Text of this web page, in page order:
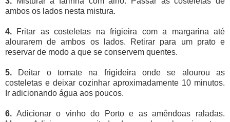
ambos os lados nesta mistura.
4. Fritar as costeletas na frigieira com a margarina até
alourarem de ambos os lados. Retirar para um prato e
reservar de modo a que se conservem quentes.
5. Deitar o tomate na frigideira onde se alourou as
costeletas e deixar cozinhar aproximadamente 10 minutos.
Ir adicionando água aos poucos.
6. Adicionar o vinho do Porto e as amêndoas raladas.